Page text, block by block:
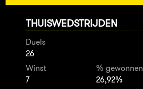
THUISWEDSTRIJDEN
Duels
26
Winst
7
% gewonnen
26,92%